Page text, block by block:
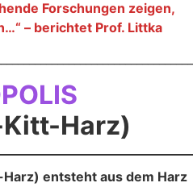
Forschungen zeigen,
– berichtet Prof. Littka
Harz)
entsteht aus dem Harz